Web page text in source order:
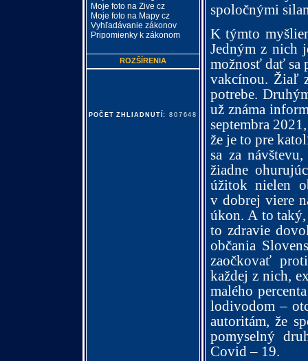
spoločnými
K týmto
Jedným z nich
možnosť dať sa
vakcínou. Žiaľ
potrebe.
už známa
septembra
že je to pre
sa za
žiadne
úžitok nielen
v dobrej viere
úkon. A to
to zdravie
občania
zaočkovať
každej z nich,
malého
lodivodom –
autoritám, že
pomyselný
Covid – 19.
Moje foto na Zive cz
Moje foto na Mapy cz
Vyhľadávanie zákonov
Pripomienky k zákonom
ROZŠÍRENIA
POČET ZHLIADNUTÍ: 807648